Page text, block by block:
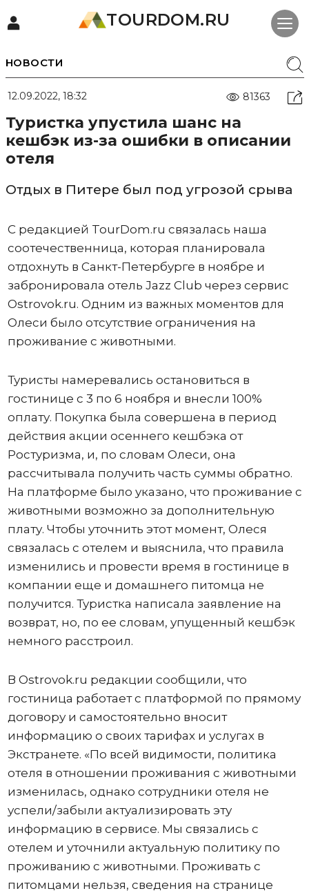
TOURDOM.RU
НОВОСТИ
12.09.2022, 18:32 81363
Туристка упустила шанс на
кешбэк из-за ошибки в описании
отеля
Отдых в Питере был под угрозой срыва
С редакцией TourDom.ru связалась наша
соотечественница, которая планировала
отдохнуть в Санкт-Петербурге в ноябре и
забронировала отель Jazz Club через сервис
Ostrovok.ru. Одним из важных моментов для
Олеси было отсутствие ограничения на
проживание с животными.
Туристы намеревались остановиться в
гостинице с 3 по 6 ноября и внесли 100%
оплату. Покупка была совершена в период
действия акции осеннего кешбэка от
Ростуризма, и, по словам Олеси, она
рассчитывала получить часть суммы обратно.
На платформе было указано, что проживание с
животными возможно за дополнительную
плату. Чтобы уточнить этот момент, Олеся
связалась с отелем и выяснила, что правила
изменились и провести время в гостинице в
компании еще и домашнего питомца не
получится. Туристка написала заявление на
возврат, но, по ее словам, упущенный кешбэк
немного расстроил.
В Ostrovok.ru редакции сообщили, что
гостиница работает с платформой по прямому
договору и самостоятельно вносит
информацию о своих тарифах и услугах в
Экстранете. «По всей видимости, политика
отеля в отношении проживания с животными
изменилась, однако сотрудники отеля не
успели/забыли актуализировать эту
информацию в сервисе. Мы связались с
отелем и уточнили актуальную политику по
проживанию с животными. Проживать с
питомцами нельзя, сведения на странице